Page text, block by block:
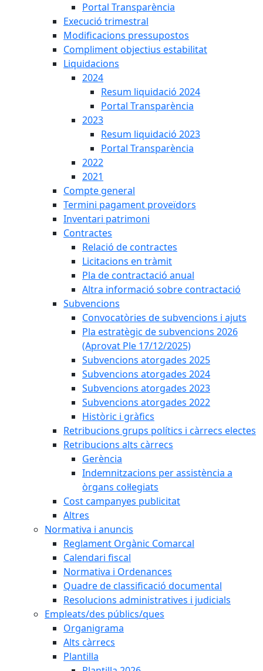
Portal Transparència
Execució trimestral
Modificacions pressupostos
Compliment objectius estabilitat
Liquidacions
2024
Resum liquidació 2024
Portal Transparència
2023
Resum liquidació 2023
Portal Transparència
2022
2021
Compte general
Termini pagament proveïdors
Inventari patrimoni
Contractes
Relació de contractes
Licitacions en tràmit
Pla de contractació anual
Altra informació sobre contractació
Subvencions
Convocatòries de subvencions i ajuts
Pla estratègic de subvencions 2026
(Aprovat Ple 17/12/2025)
Subvencions atorgades 2025
Subvencions atorgades 2024
Subvencions atorgades 2023
Subvencions atorgades 2022
Històric i gràfics
Retribucions grups polítics i càrrecs electes
Retribucions alts càrrecs
Gerència
Indemnitzacions per assistència a
òrgans col·legiats
Cost campanyes publicitat
Altres
Normativa i anuncis
Reglament Orgànic Comarcal
Calendari fiscal
Normativa i Ordenances
Quadre de classificació documental
Resolucions administratives i judicials
Empleats/des públics/ques
Organigrama
Alts càrrecs
Plantilla